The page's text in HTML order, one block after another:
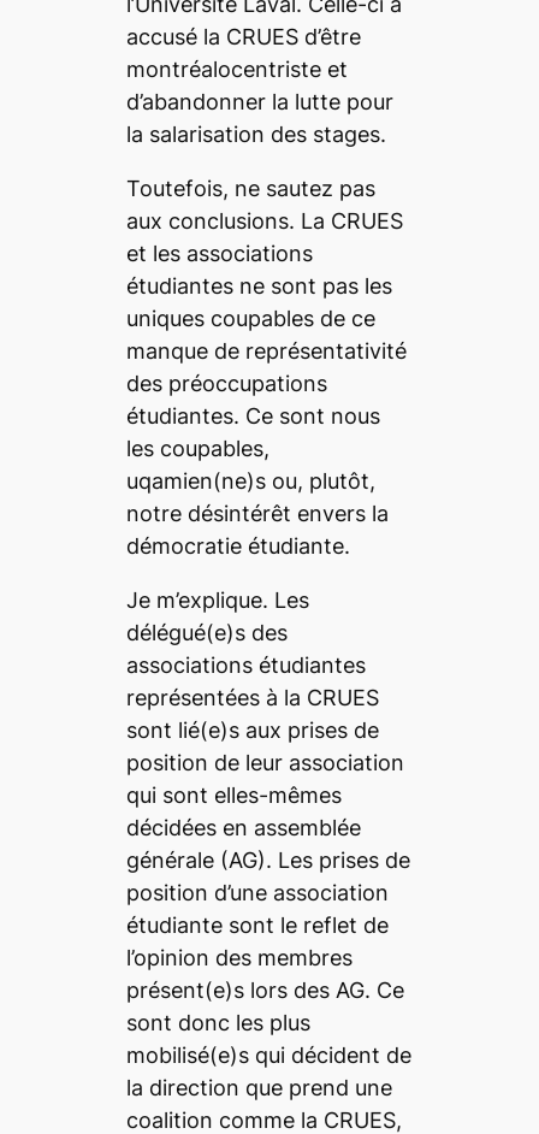
accusé la CRUES d’être
montréalocentriste et
d’abandonner la lutte pour
la salarisation des stages.
Toutefois, ne sautez pas
aux conclusions. La CRUES
et les associations
étudiantes ne sont pas les
uniques coupables de ce
manque de représentativité
des préoccupations
étudiantes. Ce sont nous
les coupables,
uqamien(ne)s ou, plutôt,
notre désintérêt envers la
démocratie étudiante.
Je m’explique. Les
délégué(e)s des
associations étudiantes
représentées à la CRUES
sont lié(e)s aux prises de
position de leur association
qui sont elles-mêmes
décidées en assemblée
générale (AG). Les prises de
position d’une association
étudiante sont le reflet de
l’opinion des membres
présent(e)s lors des AG. Ce
sont donc les plus
mobilisé(e)s qui décident de
la direction que prend une
coalition comme la CRUES,